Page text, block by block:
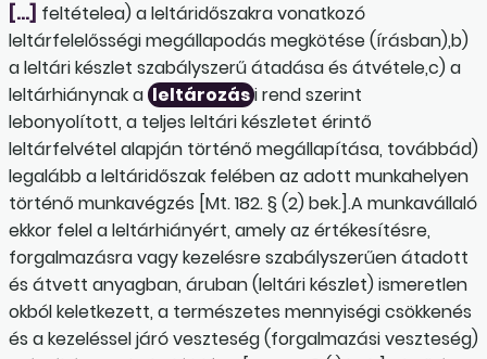
[…] feltételea) a leltáridőszakra vonatkozó
leltárfelelősségi megállapodás megkötése (írásban),b)
a leltári készlet szabályszerű átadása és átvétele,c) a
leltárhiánynak a leltározási rend szerint
lebonyolított, a teljes leltári készletet érintő
leltárfelvétel alapján történő megállapítása, továbbád)
legalább a leltáridőszak felében az adott munkahelyen
történő munkavégzés [Mt. 182. § (2) bek.].A munkavállaló
ekkor felel a leltárhiányért, amely az értékesítésre,
forgalmazásra vagy kezelésre szabályszerűen átadott
és átvett anyagban, áruban (leltári készlet) ismeretlen
okból keletkezett, a természetes mennyiségi csökkenés
és a kezeléssel járó veszteség (forgalmazási veszteség)